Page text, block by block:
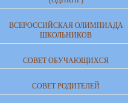
ВСЕРОССИЙСКАЯ ОЛИМПИАДА
ШКОЛЬНИКОВ
СОВЕТ ОБУЧАЮЩИХСЯ
СОВЕТ РОДИТЕЛЕЙ